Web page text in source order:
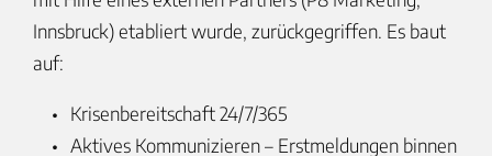
Innsbruck) etabliert wurde, zurückgegriffen. Es baut
auf:
Krisenbereitschaft 24/7/365
Aktives Kommunizieren – Erstmeldungen binnen